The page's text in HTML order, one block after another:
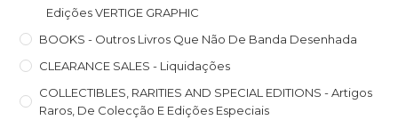
Edições VERTIGE GRAPHIC
BOOKS - Outros Livros Que Não De Banda Desenhada
CLEARANCE SALES - Liquidações
COLLECTIBLES, RARITIES AND SPECIAL EDITIONS - Artigos
Raros, De Colecção E Edições Especiais